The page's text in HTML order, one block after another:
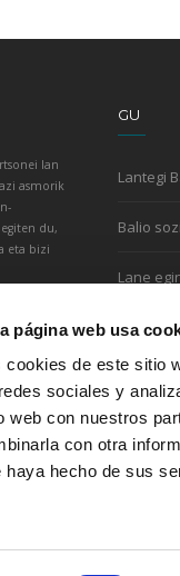
página web usa
cookies de este sitio
sociales y
web con nuestros
con otra
haya hecho de sus
lan
asmorik
du,
eta bizi
GU
Lantegi
Balio
Lane